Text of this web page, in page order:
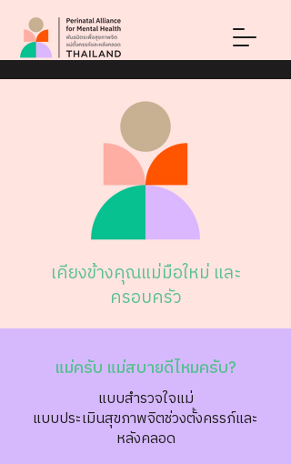
เคียงข้างคุณแม่มือใหม่ และ
ครอบครัว
แม่ครับ แม่สบายดีไหมครับ?
แบบสำรวจใจแม่
แบบประเมินสุขภาพจิตช่วงตั้งครรภ์และ
หลังคลอด